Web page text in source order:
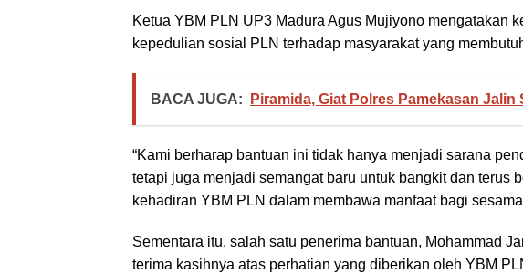
Ketua YBM PLN UP3 Madura Agus Mujiyono mengatakan
kepedulian sosial PLN terhadap masyarakat yang
BACA JUGA: Piramida, Giat Polres Pamekasan
“Kami berharap bantuan ini tidak hanya menjadi sarana
tetapi juga menjadi semangat baru untuk bangkit dan terus
kehadiran YBM PLN dalam membawa manfaat bagi
Sementara itu, salah satu penerima bantuan, Mohammad
terima kasihnya atas perhatian yang diberikan oleh YBM